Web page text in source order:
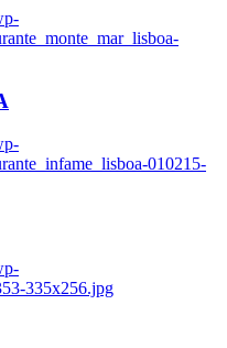
010215-
335x256.jpg